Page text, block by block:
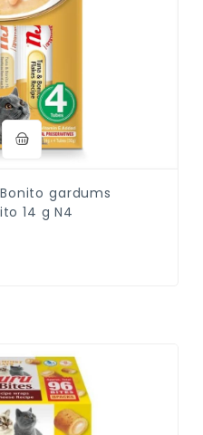
gardums
14 g N4